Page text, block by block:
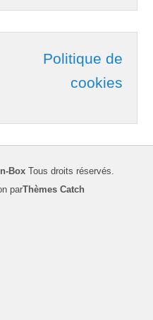
Politique de
cookies
BoxTous droits réservés.
parThèmes Catch